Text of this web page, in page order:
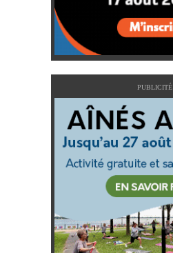
PUBLICITÉ